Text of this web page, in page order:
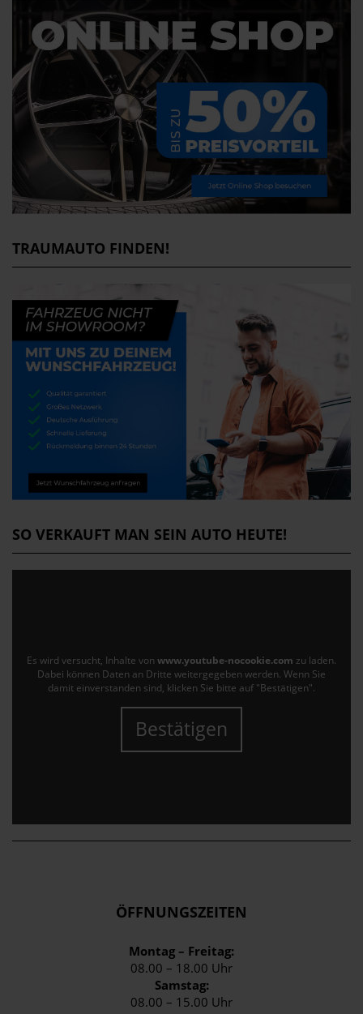
TRAUMAUTO FINDEN!
SO VERKAUFT MAN SEIN AUTO HEUTE!
Es wird versucht, Inhalte von www.youtube-nocookie.com zu laden.
Dabei können Daten an Dritte weitergegeben werden. Wenn Sie
damit einverstanden sind, klicken Sie bitte auf "Bestätigen".
Bestätigen
ÖFFNUNGSZEITEN
Montag – Freitag:
08.00 – 18.00 Uhr
Samstag:
08.00 – 15.00 Uhr